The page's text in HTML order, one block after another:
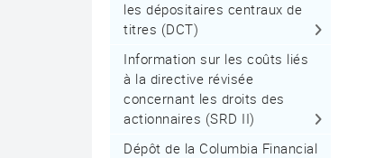
les dépositaires centraux de
titres (DCT)
Information sur les coûts liés
à la directive révisée
concernant les droits des
actionnaires (SRD II)
Dépôt de la Columbia Financial